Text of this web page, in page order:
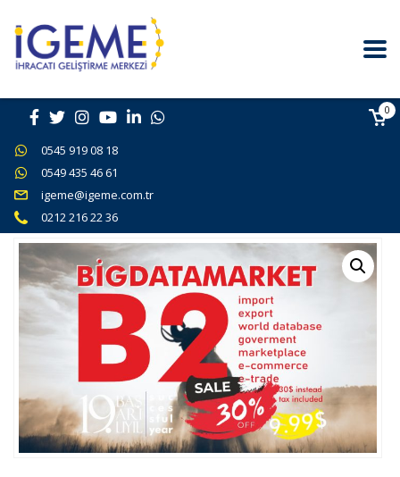
0545 919 08 18
0549 435 46 61
igeme@igeme.com.tr
0212 216 22 36
0